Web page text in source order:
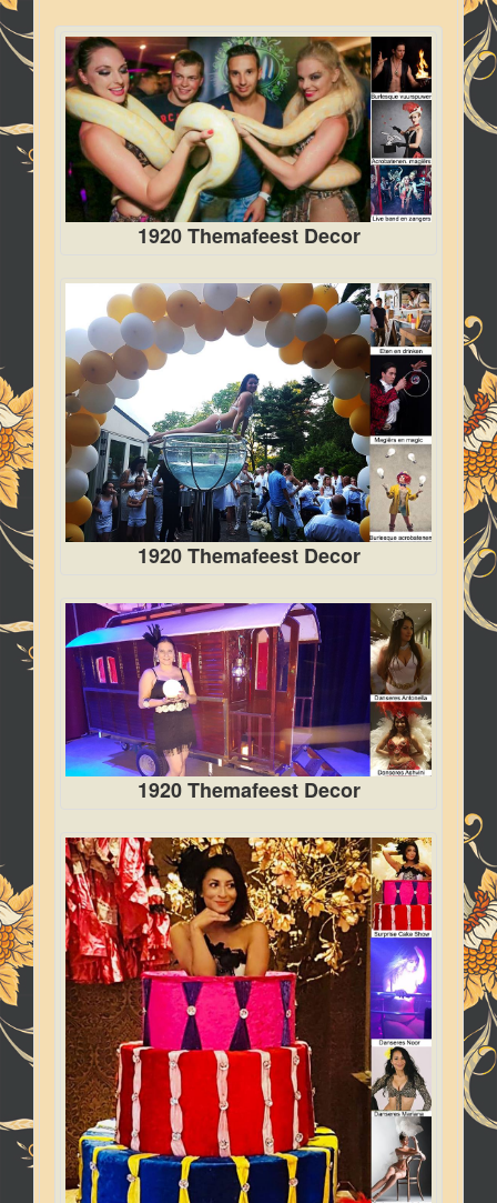
1920 Themafeest Decor
1920 Themafeest Decor
1920 Themafeest Decor